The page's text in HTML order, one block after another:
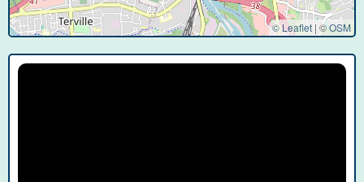
© Leaflet | ©OSM